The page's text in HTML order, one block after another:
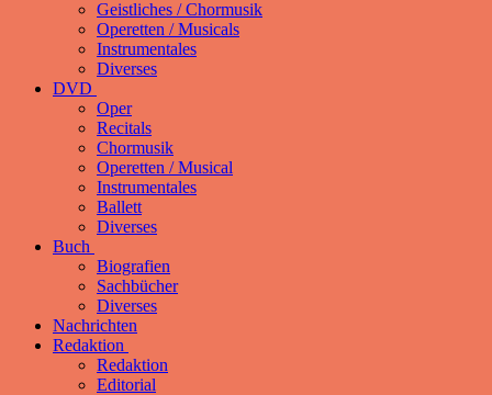
Geistliches / Chormusik
Operetten / Musicals
Instrumentales
Diverses
DVD
Oper
Recitals
Chormusik
Operetten / Musical
Instrumentales
Ballett
Diverses
Buch
Biografien
Sachbücher
Diverses
Nachrichten
Redaktion
Redaktion
Editorial